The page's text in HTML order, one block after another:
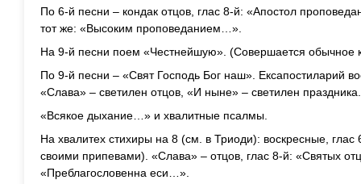
По 6-й песни – кондак отцов, глас 8-й: «Апостол
тот же: «Высоким проповеданием…».
На 9-й песни поем «Честнейшую». (Совершается обычное
По 9-й песни – «Свят Господь Бог наш». Ексапостиларий
«Слава» – светилен отцов, «И ныне» – светилен праздника.
«Всякое дыхание…» и хвалитные псалмы.
На хвалитех стихиры на 8 (см. в Триоди): воскресные, глас
своими припевами). «Слава» – отцов, глас 8-й: «Святых
«Преблагословенна еси…».